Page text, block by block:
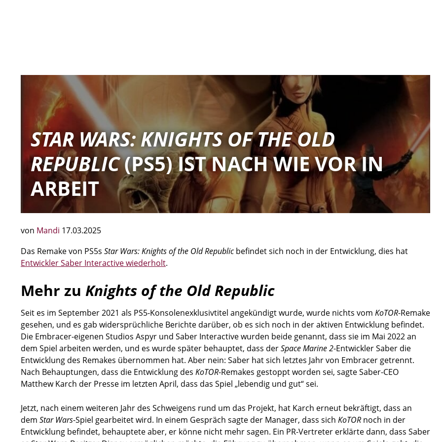
STAR WARS: KNIGHTS OF THE OLD
REPUBLIC(PS5) IST NACH WIE VOR IN
ARBEIT
von Mandi 17.03.2025
Das Remake von PS5s Star Wars: Knights of the Old Republicbefindet sich noch in der Entwicklung, dies hat
Entwickler Saber Interactive wiederholt.
Mehr zu Knights of the Old Republic
Seit es im September 2021 als PS5-Konsolenexklusivtitel angekündigt wurde, wurde nichts vom KoTOR-Remake
gesehen, und es gab widersprüchliche Berichte darüber, ob es sich noch in der aktiven Entwicklung befindet.
Die Embracer-eigenen Studios Aspyr und Saber Interactive wurden beide genannt, dass sie im Mai 2022 an
dem Spiel arbeiten werden, und es wurde später behauptet, dass derSpace Marine 2-Entwickler Saber die
Entwicklung des Remakes übernommen hat. Aber nein: Saber hat sich letztes Jahr von Embracer getrennt.
Nach Behauptungen, dass die Entwicklung des KoTOR-Remakes gestoppt worden sei, sagte Saber-CEO
Matthew Karch der Presse im letzten April, dass das Spiel „lebendig und gut“ sei.
Jetzt, nach einem weiteren Jahr des Schweigens rund um das Projekt, hat Karch erneut bekräftigt, dass an
dem Star Wars-Spiel gearbeitet wird. In einem Gespräch sagte der Manager, dass sich KoTOR noch in der
Entwicklung befindet, behauptete aber, er könne nicht mehr sagen. Ein PR-Vertreter erklärte dann, dass Saber